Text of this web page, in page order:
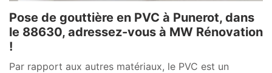
Pose de gouttière en PVC à Punerot, dans
le 88630, adressez-vous à MW Rénovation
!
Par rapport aux autres matériaux, le PVC est un